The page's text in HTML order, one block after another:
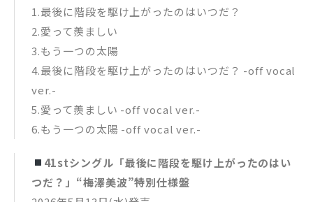
1.最後に階段を駆け上がったのはいつだ？
2.愛って羨ましい
3.もう一つの太陽
4.最後に階段を駆け上がったのはいつだ？ -off vocal
ver.-
5.愛って羨ましい -off vocal ver.-
6.もう一つの太陽 -off vocal ver.-
41stシングル「最後に階段を駆け上がったのはい
つだ？」“梅澤美波”特別仕様盤